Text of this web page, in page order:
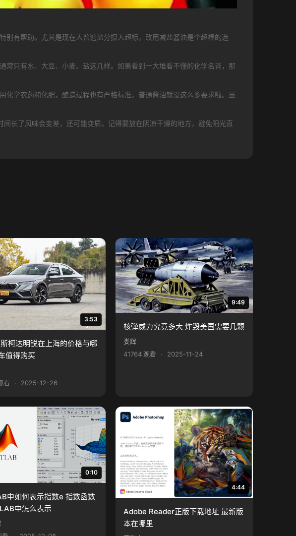
别有帮助。尤其是现在人普遍盐分摄入超标，改用减盐酱油是个超棒的选
只有水、大豆、小麦、盐这几样。如果看到一大堆看不懂的化学名词，那
学农药和化肥，酿造过程也有严格标准。普通酱油就没这么多要求啦。虽
长了风味会变差，还可能变质。记得要放在阴凉干燥的地方，避免阳光直
3:53
柯达明锐在上海的价格与哪
值得购买
看
· 2025-12-26
9:49
核弹威力究竟多大 炸毁美国需要几颗
娄辉
41764 观看
· 2025-11-24
0:10
中如何表示指数e 指数函数
中怎么表示
4:44
Adobe Reader正版下载地址 最新版
本在哪里